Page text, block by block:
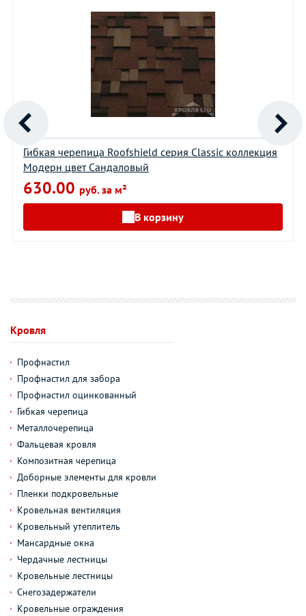
Гибкая черепица Roofshield серия Classic коллекция
Модерн цвет Сандаловый
630.00 руб. за м²
В корзину
Кровля
Профнастил
Профнастил для забора
Профнастил оцинкованный
Гибкая черепица
Металлочерепица
Фальцевая кровля
Композитная черепица
Доборные элементы для кровли
Пленки подкровельные
Кровельная вентиляция
Кровельный утеплитель
Мансардные окна
Чердачные лестницы
Кровельные лестницы
Снегозадержатели
Кровельные ограждения